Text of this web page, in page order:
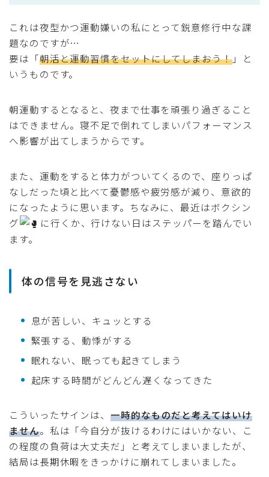
これは夜型かつ運動嫌いの私にとって鋭意修行中な課
題なのですが…
要は「朝活と運動習慣をセットにしてしまおう！」と
いうものです。
朝運動するとなると、夜まで仕事を頑張り過ぎること
はできません。寝不足で倒れてしまいパフォーマンス
へ影響が出てしまうからです。
また、運動をすると体力がついてくるので、座りっぱ
なしだった頃と比べて憂鬱感や疲労感が減り、意欲的
になったように思います。ちなみに、最近はボクシン
グ
に行くか、行けない日はステッパーを踏んでい
ます。
体の信号を見逃さない
息が苦しい、キュッとする
緊張する、動悸がする
眠れない、眠っても起きてしまう
起床する時間がどんどん遅くなってきた
こういったサインは、 一時的なものだと考えてはいけ
ません。私は「今自分が抜けるわけにはいかない、こ
の程度の負荷は大丈夫だ」と考えてしまいましたが、
結局は長期休暇をきっかけに崩れてしまいました。